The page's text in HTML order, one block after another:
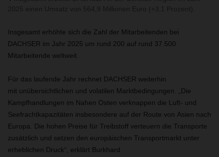
Insgesamt erhöhte sich die Zahl der Mitarbeitenden bei
DACHSER im Jahr 2025 um rund 200 auf rund 37.500
Mitarbeitende weltweit.
Für das laufende Jahr rechnet DACHSER weiterhin
mit unübersichtlichen und volatilen Marktbedingungen. „Die
Kampfhandlungen im Nahen Osten verknappen die Luft- und
Seefrachtkapazitäten insbesondere auf der Route von Asien nach
Europa. Die hohen Preise für Treibstoff verteuern die Transporte
zusätzlich und setzen den europäischen Transportmarkt unter
erheblichen Druck“, erklärt Burkhard